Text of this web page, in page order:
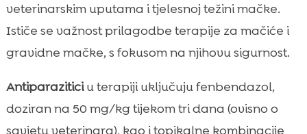
veterinarskim uputama i tjelesnoj težini mačke.
Ističe se važnost prilagodbe terapije za mačiće i
gravidne mačke, s fokusom na njihovu sigurnost.
Antiparaziticiu terapiji uključuju fenbendazol,
doziran na 50 mg/kg tijekom tri dana (ovisno o
savjetu veterinara), kao i topikalne kombinacije